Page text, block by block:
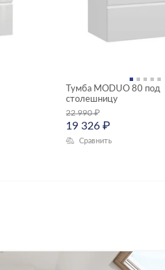
Тумба MODUO 80 под
столешницу
22 990₽
19 326 ₽
Сравнить